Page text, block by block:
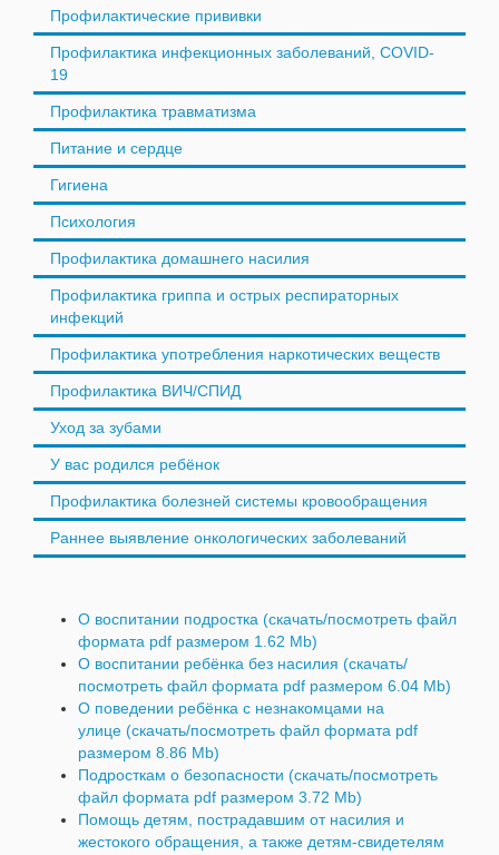
Профилактические прививки
Профилактика инфекционных заболеваний, COVID-
19
Профилактика травматизма
Питание и сердце
Гигиена
Психология
Профилактика домашнего насилия
Профилактика гриппа и острых респираторных
инфекций
Профилактика употребления наркотических веществ
Профилактика ВИЧ/СПИД
Уход за зубами
У вас родился ребёнок
Профилактика болезней системы кровообращения
Раннее выявление онкологических заболеваний
О воспитании подростка (скачать/посмотреть файл
формата pdf размером 1.62 Mb)
О воспитании ребёнка без насилия (скачать/
посмотреть файл формата pdf размером 6.04 Mb)
О поведении ребёнка с незнакомцами на
улице (скачать/посмотреть файл формата pdf
размером 8.86 Mb)
Подросткам о безопасности (скачать/посмотреть
файл формата pdf размером 3.72 Mb)
Помощь детям, пострадавшим от насилия и
жестокого обращения, а также детям-свидетелям